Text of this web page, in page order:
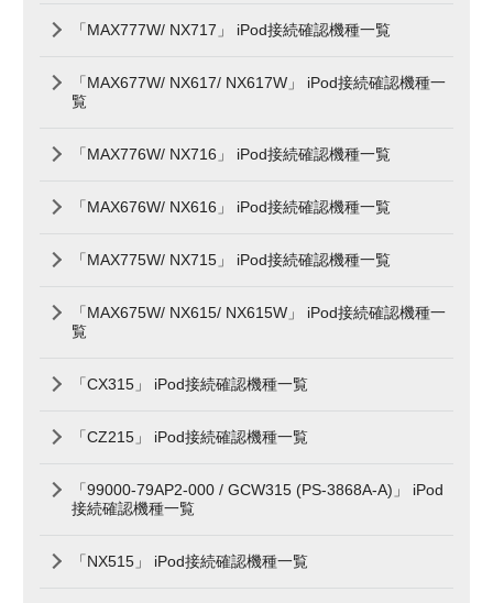
「MAX777W/ NX717」 iPod接続確認機種一覧
「MAX677W/ NX617/ NX617W」 iPod接続確認機種一
覧
「MAX776W/ NX716」 iPod接続確認機種一覧
「MAX676W/ NX616」 iPod接続確認機種一覧
「MAX775W/ NX715」 iPod接続確認機種一覧
「MAX675W/ NX615/ NX615W」 iPod接続確認機種一
覧
「CX315」 iPod接続確認機種一覧
「CZ215」 iPod接続確認機種一覧
「99000-79AP2-000 / GCW315 (PS-3868A-A)」 iPod
接続確認機種一覧
「NX515」 iPod接続確認機種一覧